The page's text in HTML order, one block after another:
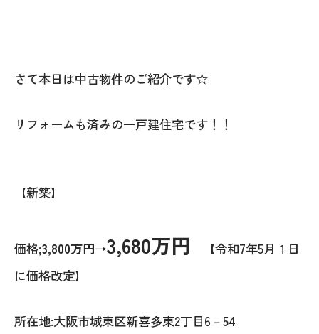
さて本日は中古物件のご紹介です☆
リフォームも済みの一戸建住宅です！！
【新築】
価格;3,800万円→3,680万円
【令和7年5月１日
に価格改定】
所在地:大阪市城東区新喜多東2丁目6－54